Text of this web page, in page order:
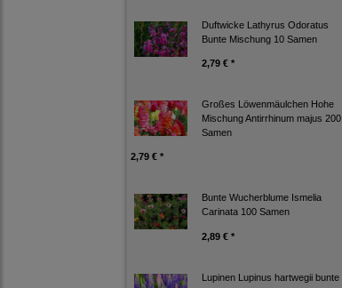
Duftwicke Lathyrus Odoratus
Bunte Mischung 10 Samen
2,79 € *
Großes Löwenmäulchen Hohe
Mischung Antirrhinum majus 200
Samen
2,79 € *
Bunte Wucherblume Ismelia
Carinata 100 Samen
2,89 € *
Lupinen Lupinus hartwegii bunte